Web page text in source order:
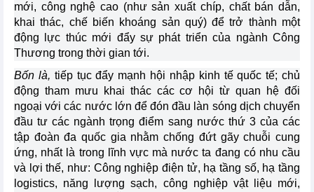
mới, công nghệ cao (như sản xuất chíp, chất bán dẫn,
khai thác, chế biến khoáng sản quý) để trở thành một
động lực thúc mới đẩy sự phát triển của ngành Công
Thương trong thời gian tới.
Bốn là, tiếp tục đẩy mạnh hội nhập kinh tế quốc tế; chủ
động tham mưu khai thác các cơ hội từ quan hệ đối
ngoại với các nước lớn để đón đầu làn sóng dịch chuyển
đầu tư các ngành trọng điểm sang nước thứ 3 của các
tập đoàn đa quốc gia nhằm chống đứt gãy chuỗi cung
ứng, nhất là trong lĩnh vực mà nước ta đang có nhu cầu
và lợi thế, như: Công nghiệp điện tử, hạ tầng số, hạ tầng
logistics, năng lượng sạch, công nghiệp vật liệu mới,